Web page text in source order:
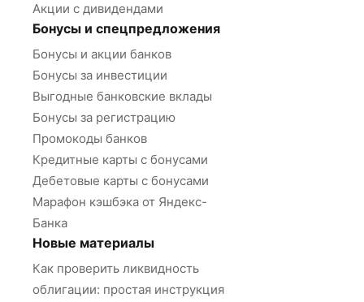
Акции с дивидендами
Бонусы и спецпредложения
Бонусы и акции банков
Бонусы за инвестиции
Выгодные банковские вклады
Бонусы за регистрацию
Промокоды банков
Кредитные карты с бонусами
Дебетовые карты с бонусами
Марафон кэшбэка от Яндекс-
Банка
Новые материалы
Как проверить ликвидность
облигации: простая инструкция